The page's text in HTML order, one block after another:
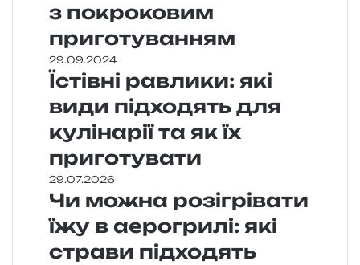
з покроковим
приготуванням
29.09.2024
Їстівні равлики: які
види підходять для
кулінарії та як їх
приготувати
29.07.2026
Чи можна розігрівати
їжу в аерогрилі: які
страви підходять